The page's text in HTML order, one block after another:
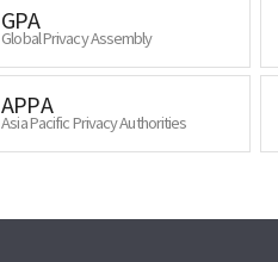
GPA
Global Privacy Assembly
APPA
Asia Pacific Privacy Authorities